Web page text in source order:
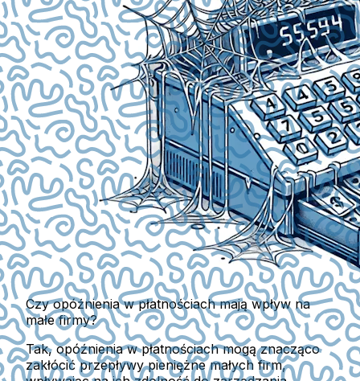
Czy opóźnienia w płatnościach mają wpływ na
małe firmy?
Tak, opóźnienia w płatnościach mogą znacząco
zakłócić przepływy pieniężne małych firm,